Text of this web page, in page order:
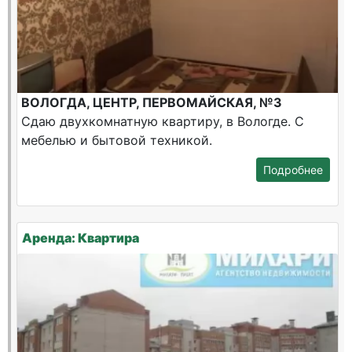
ВОЛОГДА, ЦЕНТР, ПЕРВОМАЙСКАЯ, №3
Сдаю двухкомнатную квартиру, в Вологде. С
мебелью и бытовой техникой.
Подробнее
Аренда: Квартира